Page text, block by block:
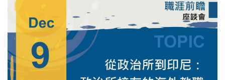
活動亮點： This talk argues that external security threats
increase bias against female political leaders. Using two large
cross-national survey studies, it shows that people in more
hostile security environments are more likely to believe men
make better leaders. A second dataset finds that cumulative
lifetime exposure to severe threats—war and interstate rivalry—
also strengthens preferences for male over female leaders. The